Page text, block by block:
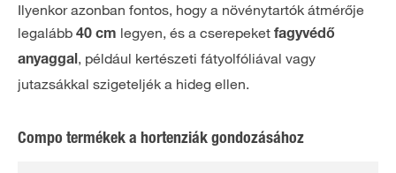
Ilyenkor azonban fontos, hogy a növénytartók átmérője
legalább 40 cm legyen, és a cserepeket fagyvédő
anyaggal, például kertészeti fátyolfóliával vagy
jutazsákkal szigeteljék a hideg ellen.
Compo termékek a hortenziák gondozásához